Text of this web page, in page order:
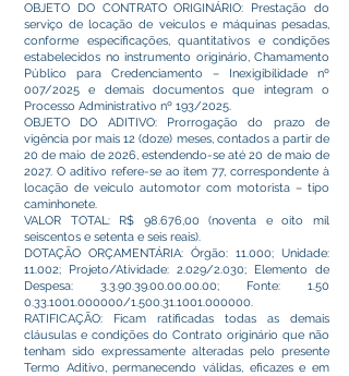
OBJETO DO CONTRATO ORIGINÁRIO: Prestação do
serviço de locação de veículos e máquinas pesadas,
conforme especificações, quantitativos e condições
estabelecidos no instrumento originário, Chamamento
Público para Credenciamento – Inexigibilidade nº
007/2025 e demais documentos que integram o
Processo Administrativo nº 193/2025.
OBJETO DO ADITIVO: Prorrogação do prazo de
vigência por mais 12 (doze) meses, contados a partir de
20 de maio de 2026, estendendo-se até 20 de maio de
2027. O aditivo refere-se ao item 77, correspondente à
locação de veículo automotor com motorista – tipo
caminhonete.
VALOR TOTAL: R$ 98.676,00 (noventa e oito mil
seiscentos e setenta e seis reais).
DOTAÇÃO ORÇAMENTÁRIA: Órgão: 11.000; Unidade:
11.002; Projeto/Atividade: 2.029/2.030; Elemento de
Despesa: 3.3.90.39.00.00.00.00; Fonte: 1.50
0.33.1001.000000/1.500.31.1001.000000.
RATIFICAÇÃO: Ficam ratificadas todas as demais
cláusulas e condições do Contrato originário que não
tenham sido expressamente alteradas pelo presente
Termo Aditivo, permanecendo válidas, eficazes e em